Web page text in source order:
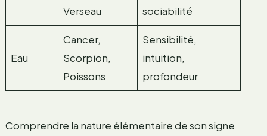
Verseau
sociabilité
Eau
Cancer,
Scorpion,
Poissons
Sensibilité,
intuition,
profondeur
Comprendre la nature élémentaire de son signe